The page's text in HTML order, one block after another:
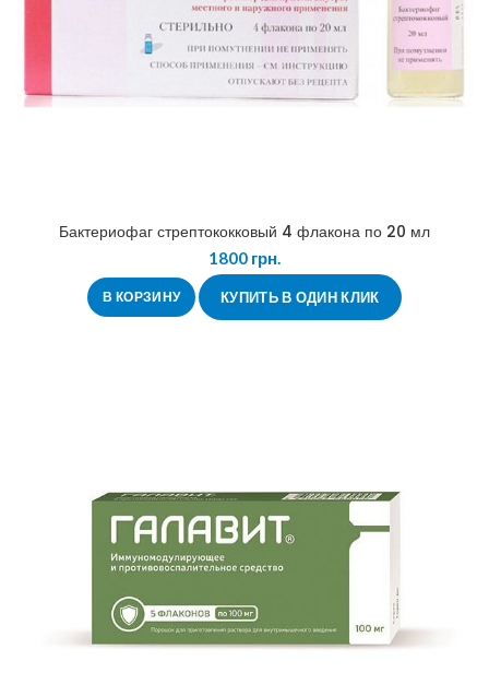
Бактериофаг стрептококковый 4 флакона по 20 мл
1800 грн.
В КОРЗИНУ КУПИТЬ В ОДИН КЛИК